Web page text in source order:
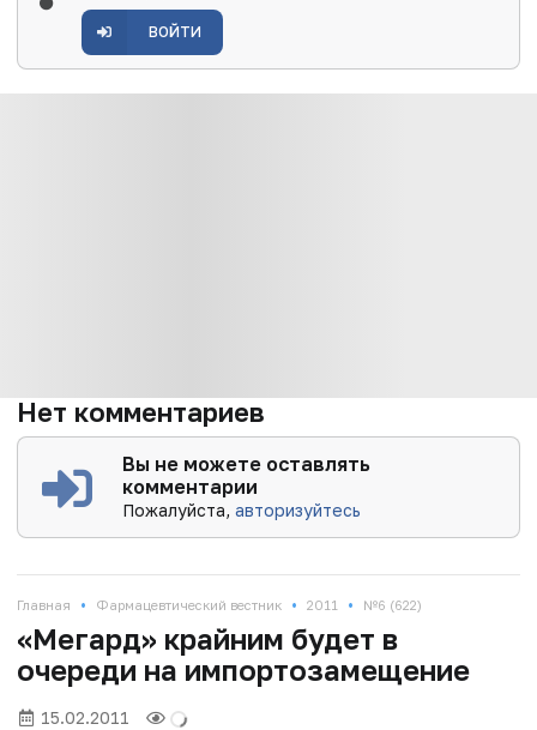
ВОЙТИ
Нет комментариев
Вы не можете оставлять
комментарии
Пожалуйста,авторизуйтесь
Главная • Фармацевтический вестник • 2011 • №6 (622)
«Мегард» крайним будет в
очереди на импортозамещение
15.02.2011